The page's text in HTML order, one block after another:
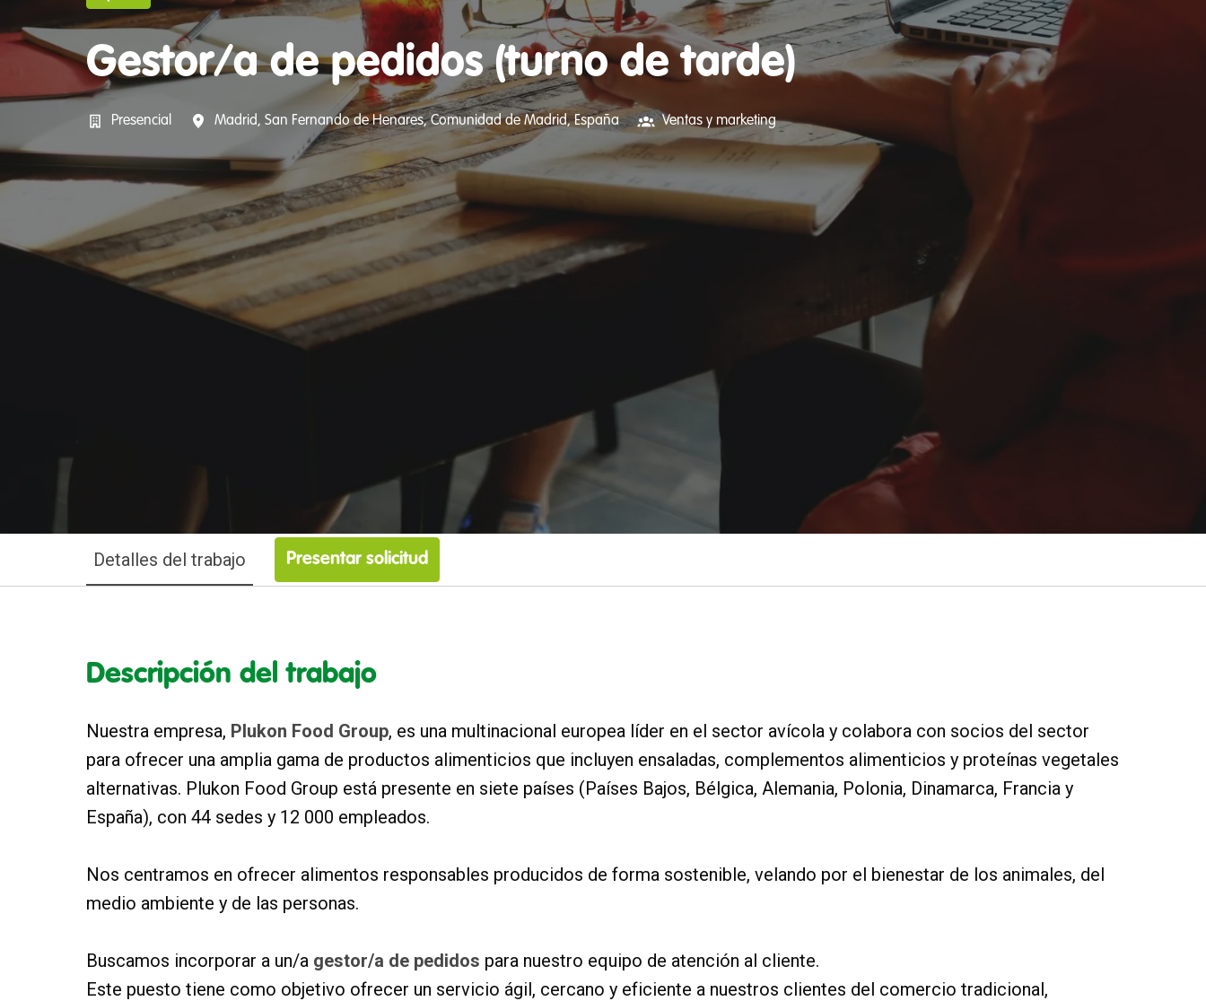
Gestor/a de pedidos (turno de tarde)
Presencial Madrid, San Fernando de Henares, Comunidad de Madrid, España Ventas y marketing
Detalles del trabajo Presentar solicitud
Descripción del trabajo
Nuestra empresa, Plukon Food Group, es una multinacional europea líder en el sector avícola y colabora con socios del sector
para ofrecer una amplia gama de productos alimenticios que incluyen ensaladas, complementos alimenticios y proteínas vegetales
alternativas. Plukon Food Group está presente en siete países (Países Bajos, Bélgica, Alemania, Polonia, Dinamarca, Francia y
España), con 44 sedes y 12 000 empleados.
Nos centramos en ofrecer alimentos responsables producidos de forma sostenible, velando por el bienestar de los animales, del
medio ambiente y de las personas.
Buscamos incorporar a un/a gestor/a de pedidos para nuestro equipo de atención al cliente.
Este puesto tiene como objetivo ofrecer un servicio ágil, cercano y eficiente a nuestros clientes del comercio tradicional,